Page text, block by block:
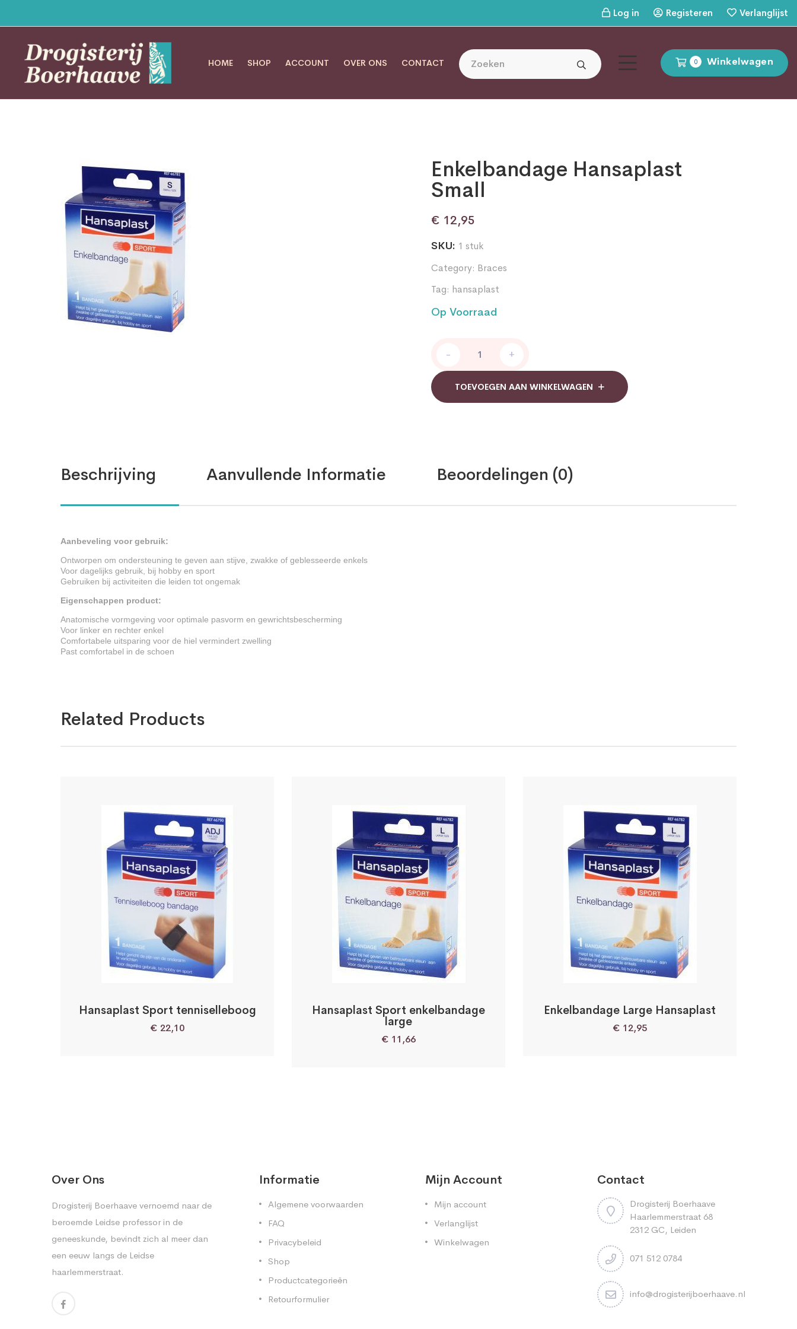
Log in Registeren Verlanglijst
0 Winkelwagen
HOME SHOP ACCOUNT OVER ONS CONTACT
Enkelbandage Hansaplast
Small
€ 12,95
SKU: 1 stuk
Category: Braces
Tag: hansaplast
Op Voorraad
Hansaplast
Small
quantity
- +
TOEVOEGEN AAN WINKELWAGEN
Beschrijving Aanvullende Informatie Beoordelingen (0)
Aanbeveling voor gebruik:
Ontworpen om ondersteuning te geven aan stijve, zwakke of geblesseerde enkels
Voor dagelijks gebruik, bij hobby en sport
Gebruiken bij activiteiten die leiden tot ongemak
Eigenschappen product:
Anatomische vormgeving voor optimale pasvorm en gewrichtsbescherming
Voor linker en rechter enkel
Comfortabele uitsparing voor de hiel vermindert zwelling
Past comfortabel in de schoen
Related Products
Hansaplast Sport tenniselleboog
€ 22,10
Hansaplast Sport enkelbandage
large
€ 11,66
Enkelbandage Large Hansaplast
€ 12,95
Over Ons
Drogisterij Boerhaave vernoemd naar de
beroemde Leidse professor in de
geneeskunde, bevindt zich al meer dan
een eeuw langs de Leidse
haarlemmerstraat.
Informatie
Algemene voorwaarden
FAQ
Privacybeleid
Shop
Productcategorieën
Retourformulier
Mijn Account
Mijn account
Verlanglijst
Winkelwagen
Contact
Drogisterij Boerhaave
Haarlemmerstraat 68
2312 GC, Leiden
071 512 0784
info@drogisterijboerhaave.nl